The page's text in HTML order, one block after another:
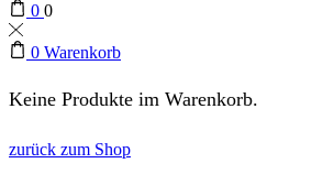
0 0
0 Warenkorb
Keine Produkte im Warenkorb.
zurück zum Shop